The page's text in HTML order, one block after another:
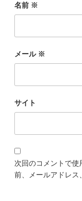
名前 ※
メール ※
サイト
次回のコメントで使
前、メールアドレス